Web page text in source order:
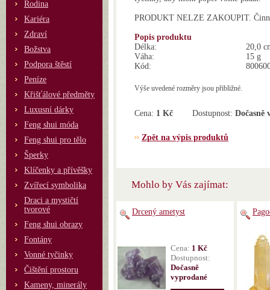
Rodina
Kariéra
Zdraví
Božstva
Podpora štěstí
Peníze
Křišťálové předměty
Luxusní dárky
Feng shui móda
Feng shui pro tělo
Šperky
Klíčenky a přívěšky
Zvířecí symbolika
Draci a mystičtí
tvorové
Feng shui obrazy
Fontány
Vonné tyčinky
Čištění prostoru
Kameny, minerály
PRODUKT NELZE ZAKOUPIT.
Popis produktu
Délka:
20,0
Váha:
15 g
Kód:
Výše uvedené rozměry jsou přibližné.
Cena: 1 Kč Dostupnost: Dočasně
Zpět na výpis produktů
Mohlo by Vás zajímat:
Drcený ametyst
Cena: 1 Kč
Dostupnost:
Dočasně
vyprodané